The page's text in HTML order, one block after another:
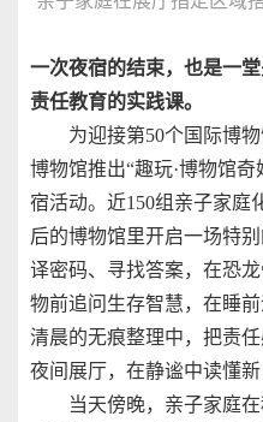
一次夜宿的结束，也是一
责任教育的实践课。
为迎接第50个国际博物
博物馆推出“趣玩·博物馆
宿活动。近150组亲子家庭
后的博物馆里开启一场特
译密码、寻找答案，在恐
物前追问生存智慧，在睡
清晨的无痕整理中，把责
夜间展厅，在静谧中读懂新
当天傍晚，亲子家庭在